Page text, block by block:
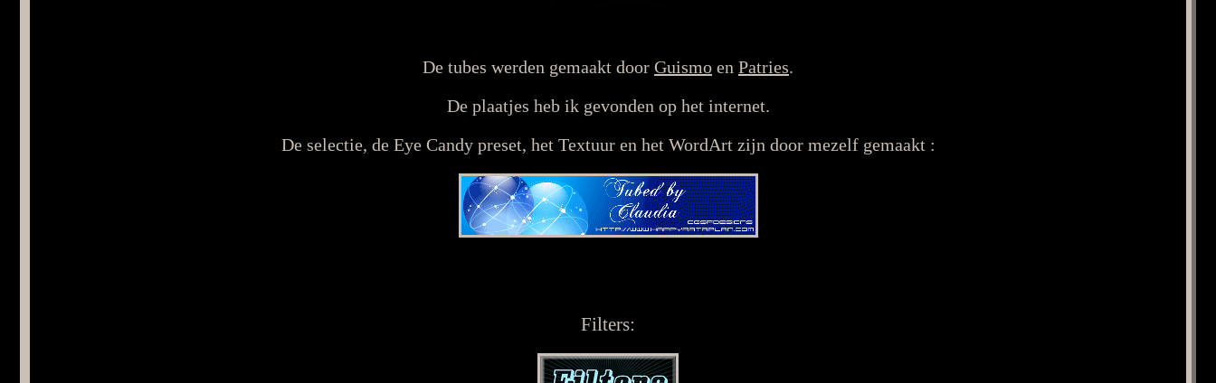
De tubes werden gemaakt door Guismo en Patries.
De plaatjes heb ik gevonden op het internet.
De selectie, de Eye Candy preset, het Textuur en het WordArt zijn door mezelf gemaakt :
Filters: